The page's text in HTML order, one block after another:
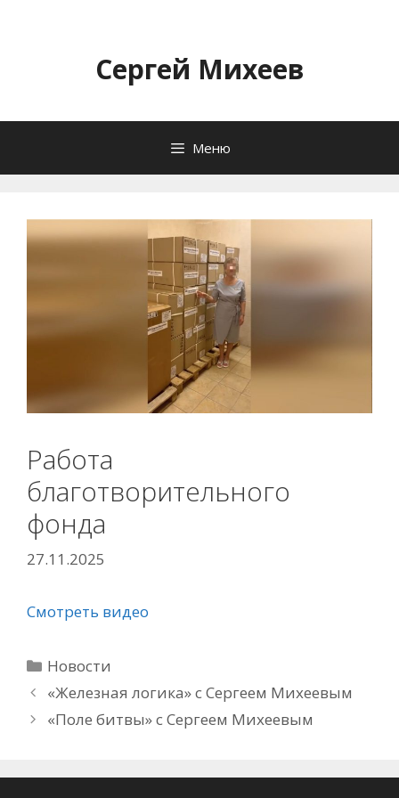
содержимомуСергей Михеев
Меню
Работа
благотворительного
фонда
27.11.2025
Смотреть видео
Рубрики
Новости
«Железная логика» с Сергеем Михеевым
«Поле битвы» с Сергеем Михеевым